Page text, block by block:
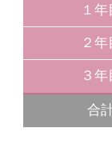
１年
２年
３年
合